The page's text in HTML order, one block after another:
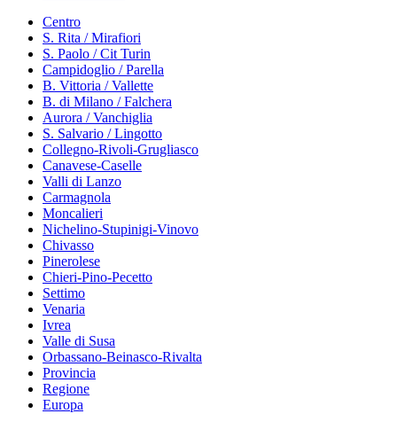
Centro
S. Rita / Mirafiori
S. Paolo / Cit Turin
Campidoglio / Parella
B. Vittoria / Vallette
B. di Milano / Falchera
Aurora / Vanchiglia
S. Salvario / Lingotto
Collegno-Rivoli-Grugliasco
Canavese-Caselle
Valli di Lanzo
Carmagnola
Moncalieri
Nichelino-Stupinigi-Vinovo
Chivasso
Pinerolese
Chieri-Pino-Pecetto
Settimo
Venaria
Ivrea
Valle di Susa
Orbassano-Beinasco-Rivalta
Provincia
Regione
Europa